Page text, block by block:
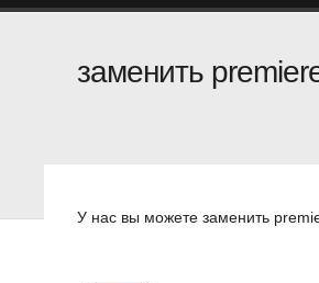
заменить
У нас вы можете заменить